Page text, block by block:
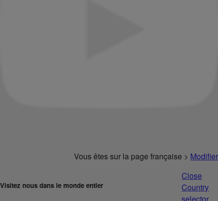
Vous êtes sur la page française > Modifier
Visitez nous dans le monde entier
Close
Country